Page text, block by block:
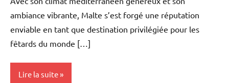
ambiance vibrante, Malte s’est forgé une réputation
enviable en tant que destination privilégiée pour les
fêtards du monde […]
Lire la suite